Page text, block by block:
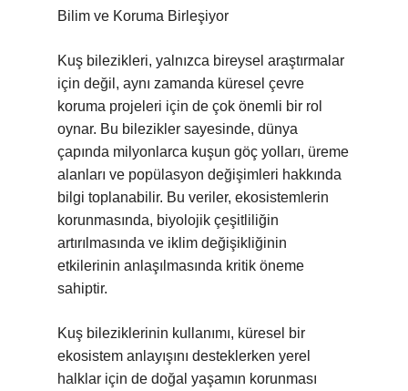
Bilim ve Koruma Birleşiyor
Kuş bilezikleri, yalnızca bireysel araştırmalar
için değil, aynı zamanda küresel çevre
koruma projeleri için de çok önemli bir rol
oynar. Bu bilezikler sayesinde, dünya
çapında milyonlarca kuşun göç yolları, üreme
alanları ve popülasyon değişimleri hakkında
bilgi toplanabilir. Bu veriler, ekosistemlerin
korunmasında, biyolojik çeşitliliğin
artırılmasında ve iklim değişikliğinin
etkilerinin anlaşılmasında kritik öneme
sahiptir.
Kuş bileziklerinin kullanımı, küresel bir
ekosistem anlayışını desteklerken yerel
halklar için de doğal yaşamın korunması